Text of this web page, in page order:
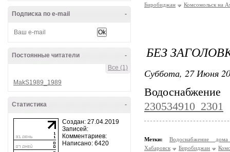
-
Подписка по e-mail
-
Постоянные читатели
Все (1)
MakS1989_1989
-
Статистика
Создан: 27.04.2019
Записей:
Комментариев:
Написано: 6420
Биробиджан
Комсомольск на
БЕЗ
Суббота, 27 Июня
230534910_2301
Метки:
Водоснабжение
Хабаровск
Биробиджан